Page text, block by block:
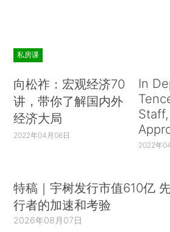
私房课
向松祚：宏观经济70
讲，带你了解国内外
经济大局
2022年04月06日
In
Staff,
2022年
特稿｜宇树发行市值610亿
行者的加速和考验
2026年08月07日